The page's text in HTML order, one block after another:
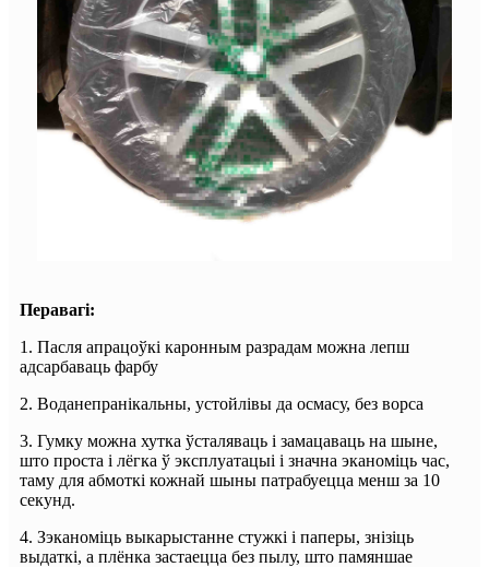
Перавагі:
1. Пасля апрацоўкі каронным разрадам можна лепш
адсарбаваць фарбу
2. Воданепранікальны, устойлівы да осмасу, без ворса
3. Гумку можна хутка ўсталяваць і замацаваць на шыне,
што проста і лёгка ў эксплуатацыі і значна эканоміць час,
таму для абмоткі кожнай шыны патрабуецца менш за 10
секунд.
4. Зэканоміць выкарыстанне стужкі і паперы, знізіць
выдаткі, а плёнка застаецца без пылу, што памяншае